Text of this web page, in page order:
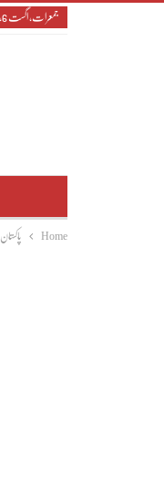
جمعرات, اگست 6, 2026
Home پاکستان